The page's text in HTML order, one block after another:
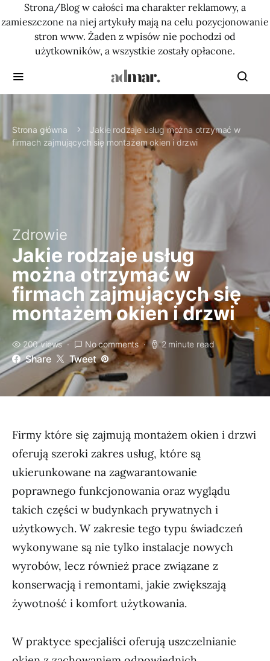
Strona/Blog w całości ma charakter reklamowy, a
zamieszczone na niej artykuły mają na celu pozycjonowanie
stron www. Żaden z wpisów nie pochodzi od
użytkowników, a wszystkie zostały opłacone.
Strona główna
Jakie rodzaje usług można otrzymać w
firmach zajmujących się montażem okien i drzwi
Zdrowie
Jakie rodzaje usług
można otrzymać w
firmach zajmujących się
montażem okien i drzwi
200 views No comments 2 minute read
Share Tweet
Firmy które się zajmują montażem okien i drzwi
oferują szeroki zakres usług, które są
ukierunkowane na zagwarantowanie
poprawnego funkcjonowania oraz wyglądu
takich części w budynkach prywatnych i
użytkowych. W zakresie tego typu świadczeń
wykonywane są nie tylko instalacje nowych
wyrobów, lecz również prace związane z
konserwacją i remontami, jakie zwiększają
żywotność i komfort użytkowania.
W praktyce specjaliści oferują uszczelnianie